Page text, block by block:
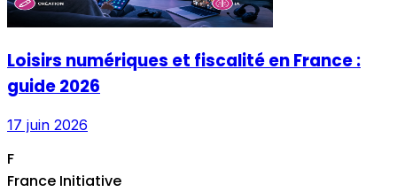
Loisirs numériques et fiscalité en France :
guide 2026
17 juin 2026
F
France Initiative